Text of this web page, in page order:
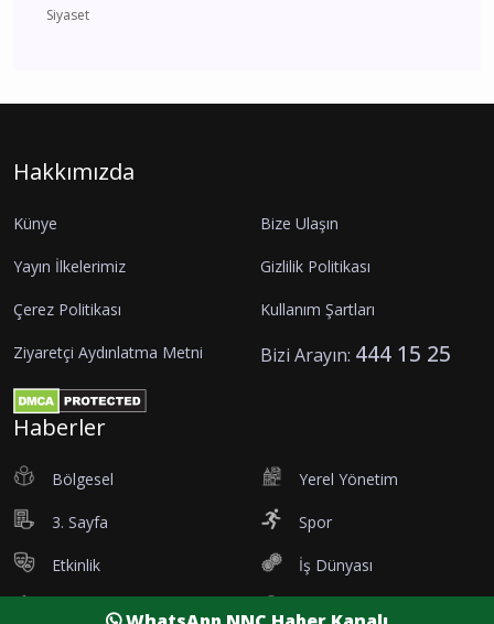
Siyaset
Hakkımızda
Künye Bize Ulaşın
Yayın İlkelerimiz Gizlilik Politikası
Çerez Politikası Kullanım Şartları
Ziyaretçi Aydınlatma Metni Bizi Arayın: 444 15 25
Haberler
Bölgesel Yerel Yönetim
3. Sayfa Spor
Etkinlik İş Dünyası